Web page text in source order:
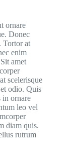
ornare
Donec
Tortor at
enim
amet
scelerisque
odio. Quis
in ornare
leo vel
diam quis.
rutrum